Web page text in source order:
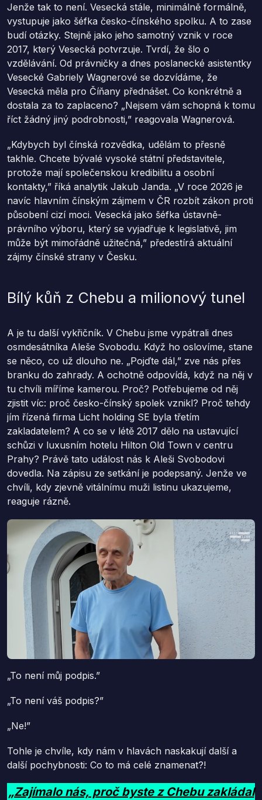
Jenže tak to není. Vesecká stále, minimálně formálně,
vystupuje jako šéfka česko-čínského spolku. A to zase
budí otázky. Stejně jako jeho samotný vznik v roce
2017, který Vesecká potvrzuje. Tvrdí, že šlo o
vzdělávání. Od právničky a dnes poslanecké asistentky
Vesecké Gabriely Wagnerové se dozvídáme, že
Vesecká měla pro Číňany přednášet. Co konkrétně a
dostala za to zaplaceno? „Nejsem vám schopná k tomu
říct žádný jiný podrobnosti,” reagovala Wagnerová.
„Kdybych byl čínská rozvědka, udělám to přesně
takhle. Chcete bývalé vysoké státní představitele,
protože mají společenskou kredibilitu a osobní
kontakty,” říká analytik Jakub Janda. „V roce 2026 je
navíc hlavním čínským zájmem v ČR rozbít zákon proti
působení cizí moci. Vesecká jako šéfka ústavně-
právního výboru, který se vyjadřuje k legislativě, jim
může být mimořádně užitečná,” předestírá aktuální
zájmy čínské strany v Česku.
Bílý kůň z Chebu a milionový tunel
A je tu další vykřičník. V Chebu jsme vypátrali dnes
osmdesátníka Aleše Svobodu. Když ho oslovíme, stane
se něco, co už dlouho ne. „Pojďte dál,” zve nás přes
branku do zahrady. A ochotně odpovídá, když na něj v
tu chvíli míříme kamerou. Proč? Potřebujeme od něj
zjistit víc: proč česko-čínský spolek vznikl? Proč tehdy
jím řízená firma Licht holding SE byla třetím
zakladatelem? A co se v létě 2017 dělo na ustavující
schůzi v luxusním hotelu Hilton Old Town v centru
Prahy? Právě tato událost nás k Aleši Svobodovi
dovedla. Na zápisu ze setkání je podepsaný. Jenže ve
chvíli, kdy zjevně vitálnímu muži listinu ukazujeme,
reaguje rázně.
„To není můj podpis.”
„To není váš podpis?”
„Ne!”
Tohle je chvíle, kdy nám v hlavách naskakují další a
další pochybnosti: Co to má celé znamenat?!
„Zajímalo nás, proč byste z Chebu zakládal